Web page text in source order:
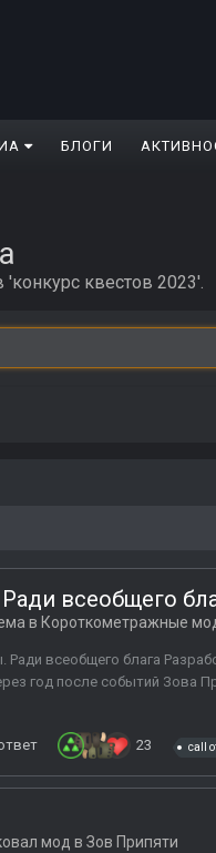
БЛОГИ
квестов 2023'.
всеобщего
в Короткометражные
Ради всеобщего блага
год после событий Зова
23 call
мод в Зов Припяти